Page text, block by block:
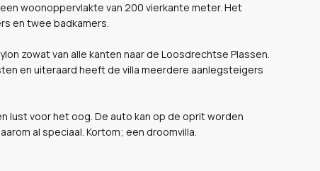
woonoppervlakte van 200 vierkante meter. Het
en twee badkamers.
zowat van alle kanten naar de Loosdrechtse Plassen.
en uiteraard heeft de villa meerdere aanlegsteigers
lust voor het oog. De auto kan op de oprit worden
al speciaal. Kortom; een droomvilla.